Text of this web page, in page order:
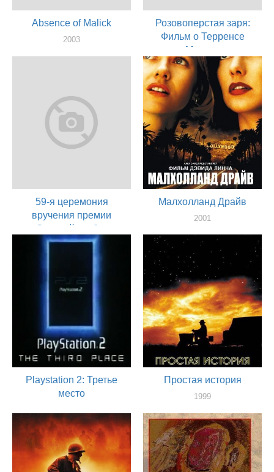
Absence of Malick
2003
Розовоперстая заря:
Фильм о Терренсе
Малике
2002
актер
59-я церемония
вручения премии
«Золотой глобус»
2002
Малхолланд Драйв
2001
Playstation 2: Третье
место
художник
Простая история
1999